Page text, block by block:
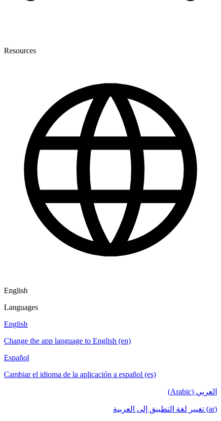
Resources
English
Languages
English
Change the app language to English (en)
Español
Cambiar el idioma de la aplicación a español (es)
العربي (Arabic)
(ar) تغيير لغة التطبيق إلى العربية